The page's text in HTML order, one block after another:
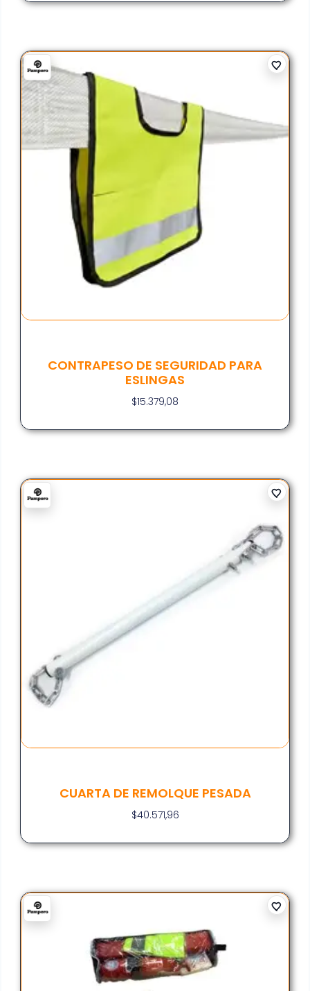
CONTRAPESO DE SEGURIDAD PARA
ESLINGAS
$15.379,08
CUARTA DE REMOLQUE PESADA
$40.571,96